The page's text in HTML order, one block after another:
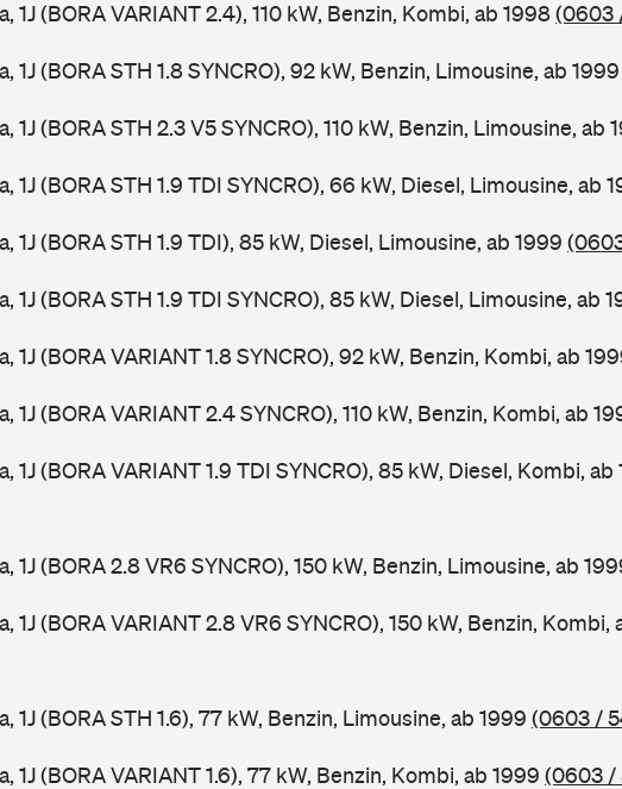
1J (BORA VARIANT 2.4), 110 kW, Benzin, Kombi, ab 1998(0603
1J (BORA STH 1.8 SYNCRO), 92 kW, Benzin, Limousine, ab 1999
1J (BORA STH 2.3 V5 SYNCRO), 110 kW, Benzin, Limousine, ab
1J (BORA STH 1.9 TDI SYNCRO), 66 kW, Diesel, Limousine, ab
1J (BORA STH 1.9 TDI), 85 kW, Diesel, Limousine, ab 1999
1J (BORA STH 1.9 TDI SYNCRO), 85 kW, Diesel, Limousine, ab
1J (BORA VARIANT 1.8 SYNCRO), 92 kW, Benzin, Kombi, ab
1J (BORA VARIANT 2.4 SYNCRO), 110 kW, Benzin, Kombi, ab
1J (BORA VARIANT 1.9 TDI SYNCRO), 85 kW, Diesel, Kombi, ab
1J (BORA 2.8 VR6 SYNCRO), 150 kW, Benzin, Limousine, ab
1J (BORA VARIANT 2.8 VR6 SYNCRO), 150 kW, Benzin, Kombi,
1J (BORA STH 1.6), 77 kW, Benzin, Limousine, ab 1999 (0603 /
1J (BORA VARIANT 1.6), 77 kW, Benzin, Kombi, ab 1999 (0603 /